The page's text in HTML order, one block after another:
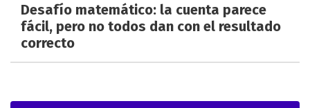
Desafío matemático: la cuenta parece
fácil, pero no todos dan con el resultado
correcto